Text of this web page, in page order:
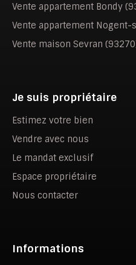
Vente appartement Bondy
Vente appartement Nogent-
Vente maison Sevran
Je suis propriétaire
Estimez votre bien
Vendre avec nous
Le mandat exclusif
Espace propriétaire
Nous contacter
Informations